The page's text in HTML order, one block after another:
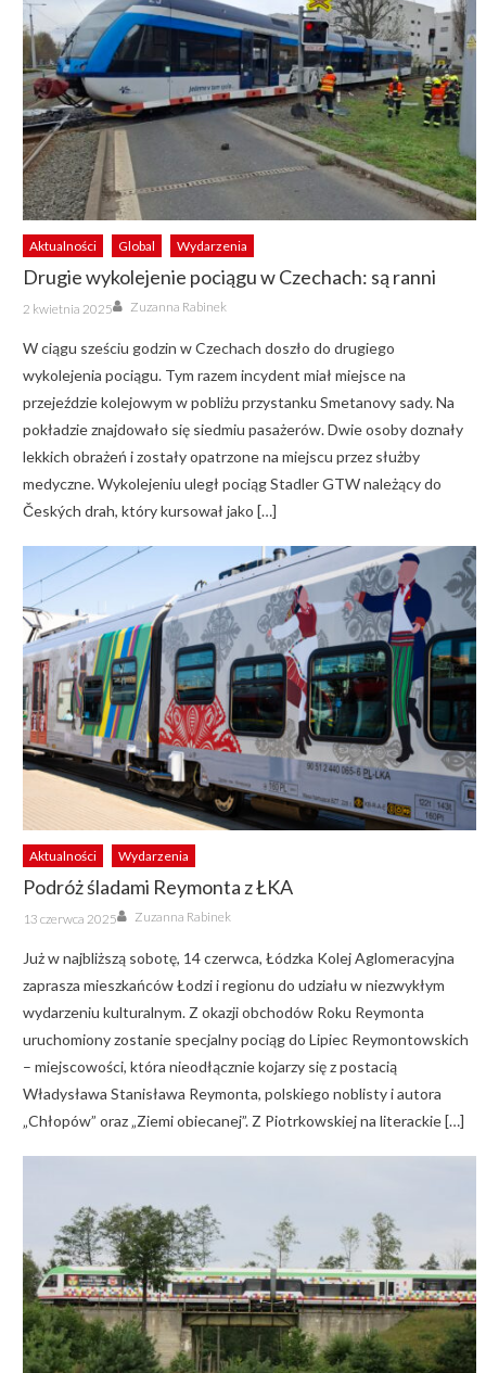
Aktualności Global Wydarzenia
Drugie wykolejenie pociągu w Czechach: są ranni
Posted
on
2 kwietnia 2025 Author
Zuzanna Rabinek
W ciągu sześciu godzin w Czechach doszło do drugiego
wykolejenia pociągu. Tym razem incydent miał miejsce na
przejeździe kolejowym w pobliżu przystanku Smetanovy sady. Na
pokładzie znajdowało się siedmiu pasażerów. Dwie osoby doznały
lekkich obrażeń i zostały opatrzone na miejscu przez służby
medyczne. Wykolejeniu uległ pociąg Stadler GTW należący do
Českých drah, który kursował jako […]
Aktualności Wydarzenia
Podróż śladami Reymonta z ŁKA
Posted
on
13 czerwca 2025 Author
Zuzanna Rabinek
Już w najbliższą sobotę, 14 czerwca, Łódzka Kolej Aglomeracyjna
zaprasza mieszkańców Łodzi i regionu do udziału w niezwykłym
wydarzeniu kulturalnym. Z okazji obchodów Roku Reymonta
uruchomiony zostanie specjalny pociąg do Lipiec Reymontowskich
– miejscowości, która nieodłącznie kojarzy się z postacią
Władysława Stanisława Reymonta, polskiego noblisty i autora
„Chłopów” oraz „Ziemi obiecanej”. Z Piotrkowskiej na literackie […]